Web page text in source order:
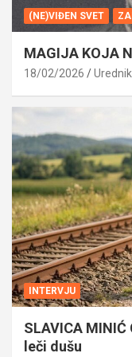
(NE)VIĐEN SVET
MAGIJA KOJA
18/02/2026 Urednik
INTERVJU
SLAVICA
leči dušu